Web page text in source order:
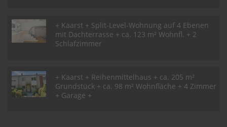
+ Kaarst + Split-Level-Wohnung auf 4 Ebenen
mit Dachterrasse + ca. 123 m² Wohnfl. + 2
Schlafzimmer
+ Kaarst + Reihenmittelhaus + ca. 205 m²
Grundstück + ca. 98 m² Wohnfläche + 4 Zimmer
+ Garage +